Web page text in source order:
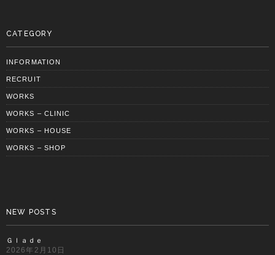
CATEGORY
INFORMATION
RECRUIT
WORKS
WORKS – CLINIC
WORKS – HOUSE
WORKS – SHOP
NEW POSTS
Ｇｌａｄｅ
2026年2月10日